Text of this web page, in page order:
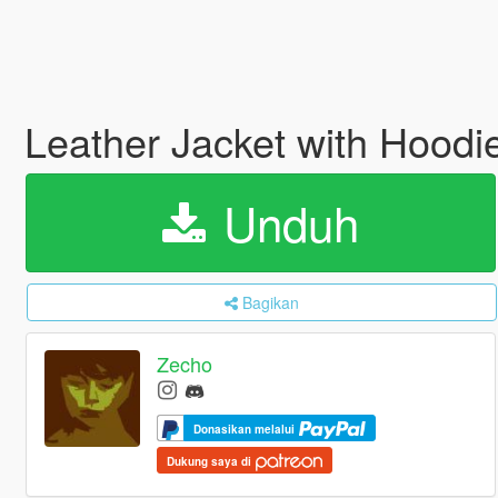
Leather Jacket with
Unduh
Bagikan
Zecho
Donasikan melalui
Dukung saya di